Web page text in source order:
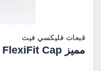
قبعات فليكسي فيت
مميز FlexiFit Cap الإمارات